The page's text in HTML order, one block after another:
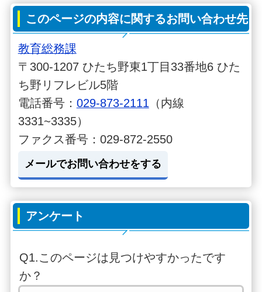
このページの内容に関するお問い合わせ先
教育総務課
〒300-1207 ひたち野東1丁目33番地6 ひた
ち野リフレビル5階
電話番号： 029-873-2111 （内線
3331~3335）
ファクス番号：029-872-2550
メールでお問い合わせをする
アンケート
Q1.このページは見つけやすかったです
か？